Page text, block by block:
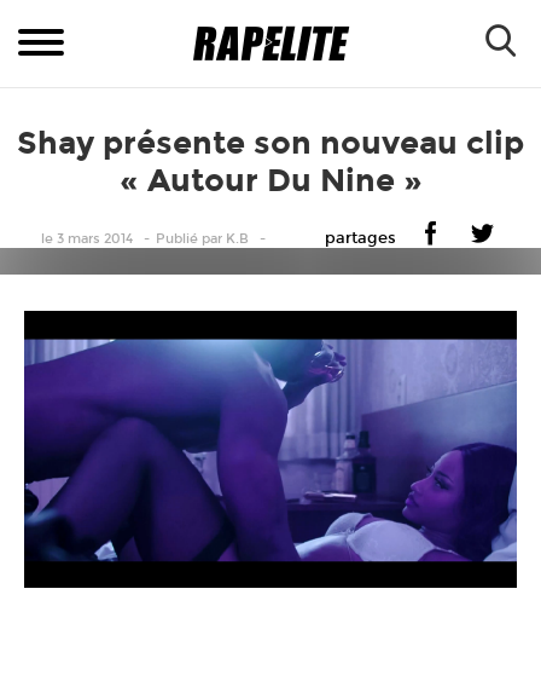
Shay présente son nouveau clip
« Autour Du Nine »
le 3 mars 2014 Publié par K.B partages